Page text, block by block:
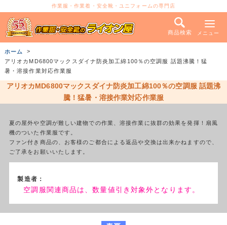
作業服・作業着・安全靴・ユニフォームの専門店
商品検索 メニュー
ホーム
アリオカMD6800マックスダイナ防炎加工綿100％の空調服 話題沸騰！猛
暑・溶接作業対応作業服
アリオカMD6800マックスダイナ防炎加工綿100％の空調服 話題沸
騰！猛暑・溶接作業対応作業服
夏の屋外や空調が難しい建物での作業、溶接作業に抜群の効果を発揮！扇風
機のついた作業服です。
ファン付き商品の、お客様のご都合による返品や交換は出来かねますので、
ご了承をお願いいたします。
製造者：
空調服関連商品は、数量値引き対象外となります。